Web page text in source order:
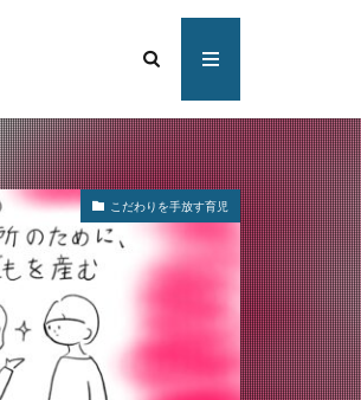
こだわりを手放す育児